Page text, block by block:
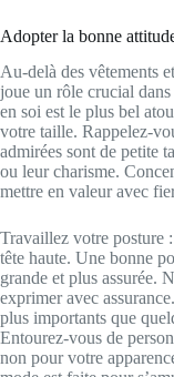
Adopter la bonne
Au-delà des vêtements
joue un rôle crucial
en soi est le plus bel
votre taille. Rappelez-
admirées sont de petite
ou leur charisme.
mettre en valeur avec
Travaillez votre posture
tête haute. Une bonne
grande et plus assurée.
exprimer avec
plus importants que
Entourez-vous de
non pour votre